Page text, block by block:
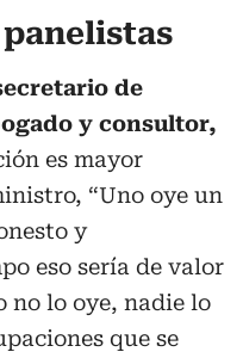
de
y consultor,
es mayor
“Uno oye un
y
eso sería de valor
no lo oye, nadie lo
que se